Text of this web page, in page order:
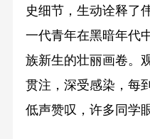
史细节，生动诠释了
一代青年在黑暗年代
族新生的壮丽画卷。
贯注，深受感染，每
低声赞叹，许多同学